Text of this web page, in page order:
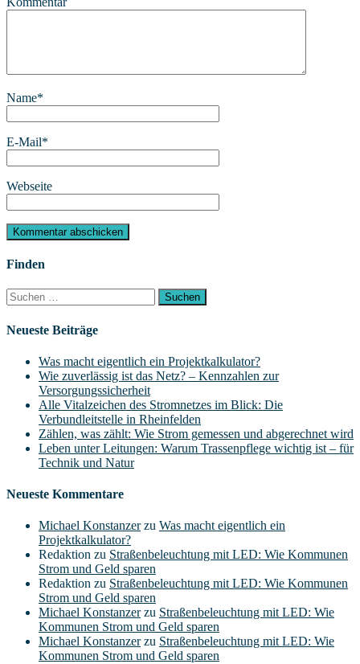
Name*
E-Mail*
Webseite
Finden
Suchen
nach:
Neueste Beiträge
Was macht eigentlich ein Projektkalkulator?
Wie zuverlässig ist das Netz? – Kennzahlen zur
Versorgungssicherheit
Alle Vitalzeichen des Stromnetzes im Blick: Die
Verbundleitstelle in Rheinfelden
Zählen, was zählt: Wie Strom gemessen und abgerechnet wird
Leben unter Leitungen: Warum Trassenpflege wichtig ist – für
Technik und Natur
Neueste Kommentare
Michael Konstanzerzu Was macht eigentlich ein
Projektkalkulator?
Redaktion zu Straßenbeleuchtung mit LED: Wie Kommunen
Strom und Geld sparen
Redaktion zu Straßenbeleuchtung mit LED: Wie Kommunen
Strom und Geld sparen
Michael Konstanzerzu Straßenbeleuchtung mit LED: Wie
Kommunen Strom und Geld sparen
Michael Konstanzerzu Straßenbeleuchtung mit LED: Wie
Kommunen Strom und Geld sparen